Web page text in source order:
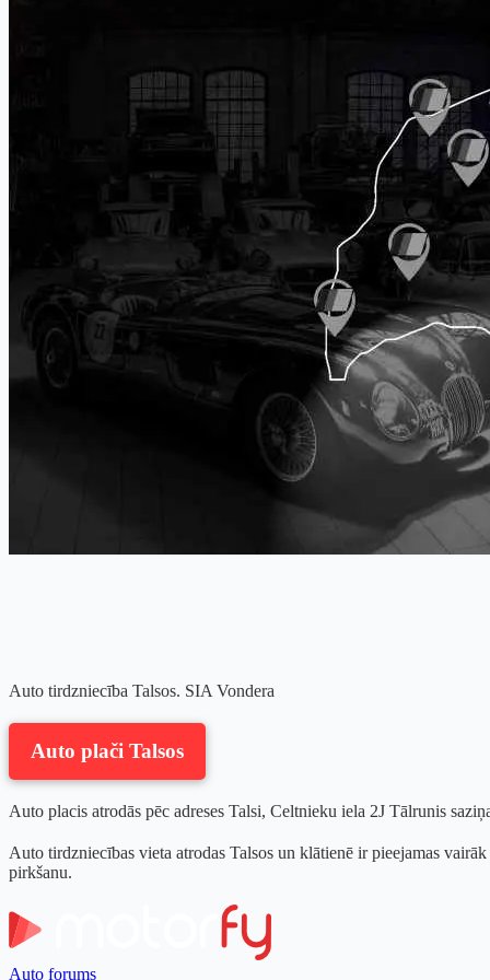
Auto tirdzniecība Talsos. SIA Vondera
Auto plači Talsos
Auto placis atrodās pēc adreses Talsi, Celtnieku iela 2J Tālrunis
Auto tirdzniecības vieta atrodas Talsos un klātienē ir pieejamas
pirkšanu.
Auto forums